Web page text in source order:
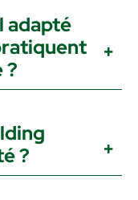
adapté
?
?